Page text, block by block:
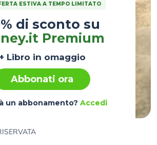
ESTIVA A TEMPO LIMITATO
di sconto su
Premium
+ Libro in omaggio
Abbonati ora
un abbonamento? Accedi